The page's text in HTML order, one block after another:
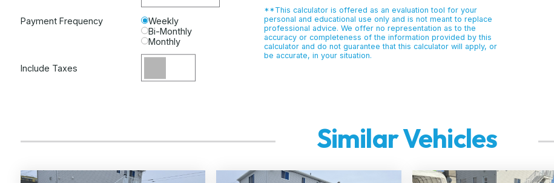
Payment Frequency
Weekly
Bi-Monthly
Monthly
Include Taxes
**This calculator is offered as an evaluation tool for your
personal and educational use only and is not meant to replace
professional advice. We offer no representation as to the
accuracy or completeness of the information provided by this
calculator and do not guarantee that this calculator will apply, or
be accurate, in your situation.
Similar Vehicles